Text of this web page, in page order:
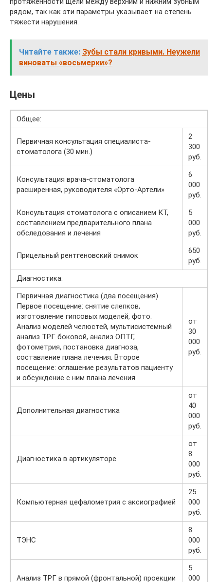
рядом, так как эти параметры указывает на степень
тяжести нарушения.
Читайте также: Зубы стали кривыми. Неужели
виноваты «восьмерки­»?
Цены
Общее:
Первичная консультация специалиста-
стоматолога (30 мин.)
2
300
руб.
Консультация врача-стоматолога
расширенная, руководителя «Орто-Артели»
6
000
руб.
Консультация стоматолога с описанием КТ,
составлением предварительного плана
обследования и лечения
5
000
руб.
Прицельный рентгеновский снимок
650
руб.
Диагностика:
Первичная диагностика (два посещения)
Первое посещение: cнятие слепков,
изготовление гипсовых моделей, фото.
Анализ моделей челюстей, мультисистемный
анализ ТРГ боковой, анализ ОПТГ,
фотометрия, постановка диагноза,
составление плана лечения. Второе
посещение: оглашение результатов пациенту
и обсуждение с ним плана лечения
от
30
000
руб.
Дополнительная диагностика
от
40
000
руб.
Диагностика в артикуляторе
от
8
000
руб.
Компьютерная цефалометрия с аксиографией
25
000
руб.
ТЭНС
8
000
руб.
Анализ ТРГ в прямой (фронтальной) проекции
5
000